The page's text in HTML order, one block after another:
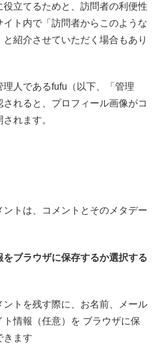
立てるためと、訪問者の利便性
ト内で「訪問者からこのような
紹介させていただく場合もあり
人であるfufu（以下、「管理
されると、プロフィール画像がコ
れます。
トは、コメントとそのメタデー
ブラウザに保存するか選択する
トを残す際に、お名前、メール
情報（任意）を ブラウザに保
きます